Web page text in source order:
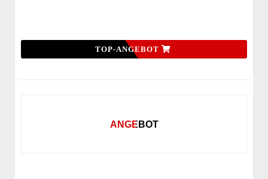
TOP-ANGEBOT
ANGEBOT